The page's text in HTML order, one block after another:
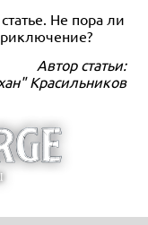
Не пора ли
Автор статьи:
Красильников